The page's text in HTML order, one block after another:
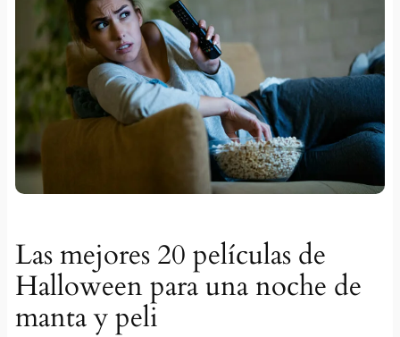
Las mejores 20 películas de
Halloween para una noche de
manta y peli